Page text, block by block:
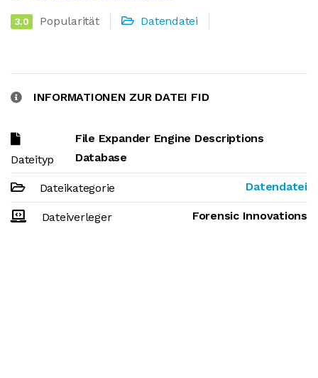
3.0 Popularität Datendatei
INFORMATIONEN ZUR DATEI FID
Dateityp
File Expander Engine Descriptions
Database
Dateikategorie Datendatei
Dateiverleger Forensic Innovations